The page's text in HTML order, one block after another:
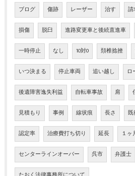
ブログ 傷跡 レーザー 治す 請
損傷 脱臼 進路変更車と後続直進車
一時停止 なし 10対0 頚椎捻挫
いつ決まる 停止車両 追い越し ロ
後遺障害逸失利益 自転車事故 肩
見積もり 事例 線状痕 長さ 既
認定率 治療費打ち切り 延長 １ヶ
センターラインオーバー 呉市 弁護士